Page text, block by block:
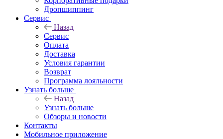
Дропшиппинг
Сервис
Назад
Сервис
Оплата
Доставка
Условия гарантии
Возврат
Программа лояльности
Узнать больше
Назад
Узнать больше
Обзоры и новости
Контакты
Мобильное приложение